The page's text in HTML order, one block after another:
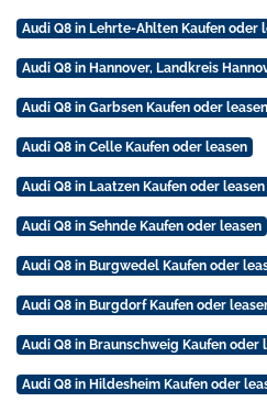
Audi Q8 in Lehrte-Ahlten Kaufen oder
Audi Q8 in Hannover, Landkreis
Audi Q8 in Garbsen Kaufen oder leasen
Audi Q8 in Celle Kaufen oder leasen
Audi Q8 in Laatzen Kaufen oder leasen
Audi Q8 in Sehnde Kaufen oder leasen
Audi Q8 in Burgwedel Kaufen oder
Audi Q8 in Burgdorf Kaufen oder
Audi Q8 in Braunschweig Kaufen oder
Audi Q8 in Hildesheim Kaufen oder